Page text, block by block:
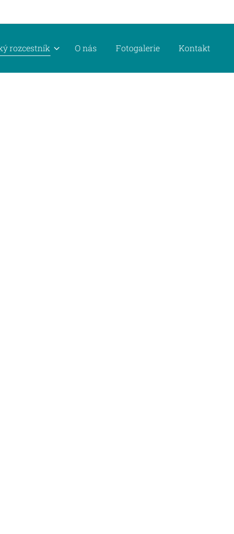
rozcestník O nás Fotogalerie Kontakt